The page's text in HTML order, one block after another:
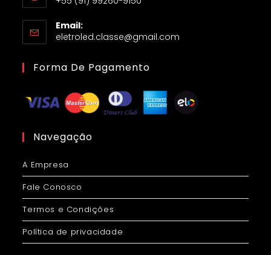
Email:
eletroled.classe@gmail.com
Forma De Pagamento
Navegação
A Empresa
Fale Conosco
Termos e Condições
Política de privacidade